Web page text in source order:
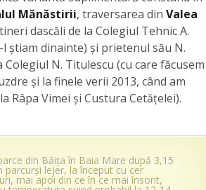
Mănăstirii, traversarea din Valea
dascăli de la Colegiul Tehnic A.
știam dinainte) și prietenul său N.
N. Titulescu (cu care făcusem
și la finele verii 2013, când am
Râpa Vimei și Custura Cetățelei).
din Băița în Baia Mare după 3,15
parcurși lejer, la început cu cer
mai apoi din ce în ce mai însorit,